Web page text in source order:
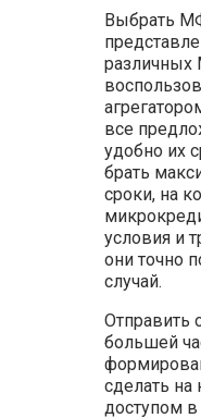
Выбрать
все
удобно их
брать
сроки, на
условия и
они точно
случай.
Отправить
большей
сделать
доступом в